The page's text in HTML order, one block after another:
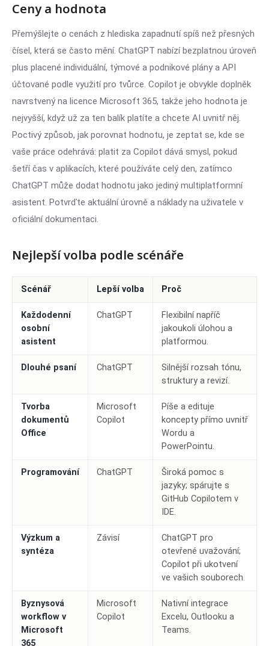
Ceny a hodnota
Přemýšlejte o cenách z hlediska zapadnutí spíš než přesných
čísel, která se často mění. ChatGPT nabízí bezplatnou úroveň
plus placené individuální, týmové a podnikové plány a API
účtované podle využití pro tvůrce. Copilot je obvykle doplněk
navrstvený na licence Microsoft 365, takže jeho hodnota je
nejvyšší, když už za ten balík platíte a chcete AI uvnitř něj.
Poctivý způsob, jak porovnat hodnotu, je zeptat se, kde se
vaše práce odehrává: platit za Copilot dává smysl, pokud
šetří čas v aplikacích, které používáte celý den, zatímco
ChatGPT může dodat hodnotu jako jediný multiplatformní
asistent. Potvrďte aktuální úrovně a náklady na uživatele v
oficiální dokumentaci.
Nejlepší volba podle scénáře
Scénář Lepší volba Proč
Každodenní
osobní
asistent
ChatGPT
Flexibilní napříč
jakoukoli úlohou a
platformou.
Dlouhé psaní ChatGPT
Silnější rozsah tónu,
struktury a revizí.
Tvorba
dokumentů
Office
Microsoft
Copilot
Píše a edituje
koncepty přímo uvnitř
Wordu a
PowerPointu.
Programování ChatGPT
Široká pomoc s
jazyky; spárujte s
GitHub Copilotem v
IDE.
Výzkum a
syntéza
Závisí
ChatGPT pro
otevřené uvažování;
Copilot při ukotvení
ve vašich souborech.
Byznysová
workflow v
Microsoft
365
Microsoft
Copilot
Nativní integrace
Excelu, Outlooku a
Teams.